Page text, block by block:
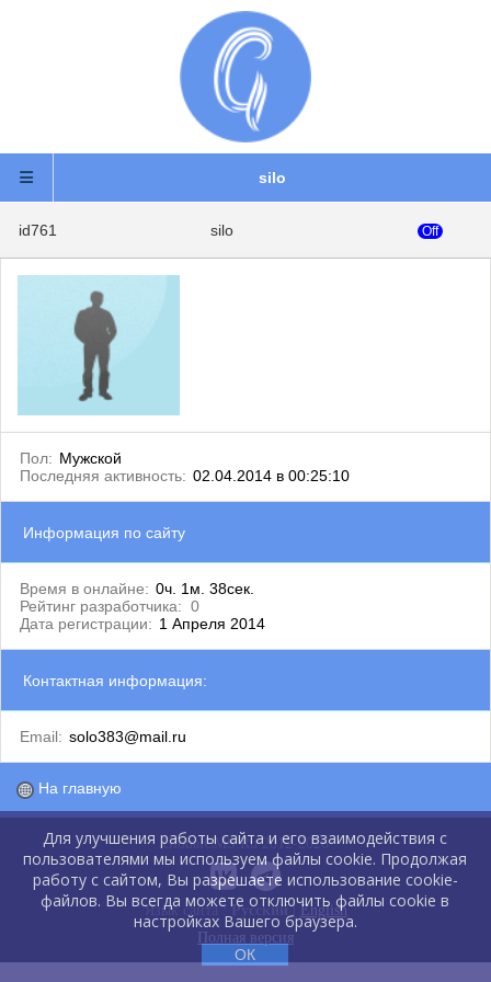
silo
id761 silo Off
Пол: Мужской
Последняя активность: 02.04.2014 в 00:25:10
Информация по сайту
Время в онлайне: 0ч. 1м. 38сек.
Рейтинг разработчика: 0
Дата регистрации: 1 Апреля 2014
Контактная информация:
Email: solo383@mail.ru
На главную
GlobalCMS.Ru 2012-2026
Язык сайта :Русский| English
Полная версия
Для улучшения работы сайта и его взаимодействия с
пользователями мы используем файлы cookie. Продолжая
работу с сайтом, Вы разрешаете использование cookie-
файлов. Вы всегда можете отключить файлы cookie в
настройках Вашего браузера.
ОК